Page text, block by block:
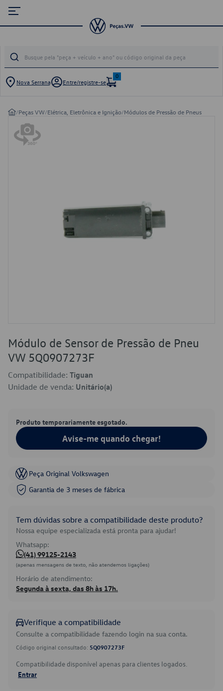
Nova Serrana Entre/registre-se
0
/Peças VW/Elétrica, Eletrônica e Ignição/Módulos de Pressão de Pneus
Módulo de Sensor de Pressão de Pneu
VW 5Q0907273F
Compatibilidade: Tiguan
Unidade de venda: Unitário(a)
Produto temporariamente esgotado.
Avise-me quando chegar!
Peça Original Volkswagen
Garantia de 3 meses de fábrica
Tem dúvidas sobre a compatibilidade deste produto?
Nossa equipe especializada está pronta para ajudar!
Whatsapp:
(41) 99125-2143
(apenas mensagens de texto, não atendemos ligações)
Horário de atendimento:
Segunda à sexta, das 8h às 17h.
Verifique a compatibilidade
Consulte a compatibilidade fazendo login na sua conta.
Código original consultado: 5Q0907273F
Compatibilidade disponível apenas para clientes logados.
Entrar